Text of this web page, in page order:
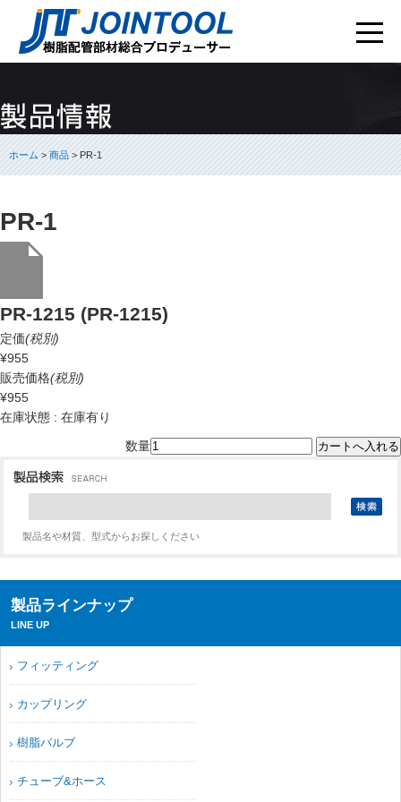
ホーム>商品> PR-1
PR-1
PR-1215 (PR-1215)
定価(税別)
¥955
販売価格(税別)
¥955
在庫状態 : 在庫有り
数量
製品名や材質、型式からお探しください
製品ラインナップ
LINE UP
フィッティング
カップリング
樹脂バルブ
チューブ&ホース